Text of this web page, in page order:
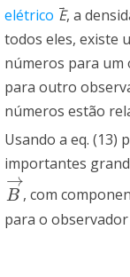
elétrico →
E, a
todos eles, existe
números para
para outro
números estão
Usando a eq. (13)
importantes
B
→
B→, com
para o observador